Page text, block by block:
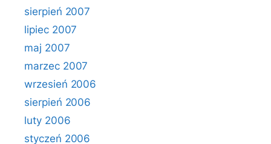
sierpień 2007
lipiec 2007
maj 2007
marzec 2007
wrzesień 2006
sierpień 2006
luty 2006
styczeń 2006